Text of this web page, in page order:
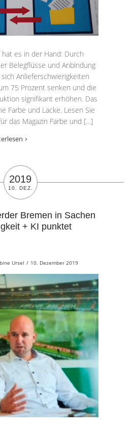
es in der Hand: Durch
Belegflüsse und Anbindung
Anlieferschwierigkeiten
75 Prozent senken und die
signifikant erhöhen. Das
Farbe und Lacke. Lesen Sie
das Magazin Farbe und […]
2019
10. DEZ.
Bremen in Sachen
+ KI punktet
Ursel / 10. Dezember 2019